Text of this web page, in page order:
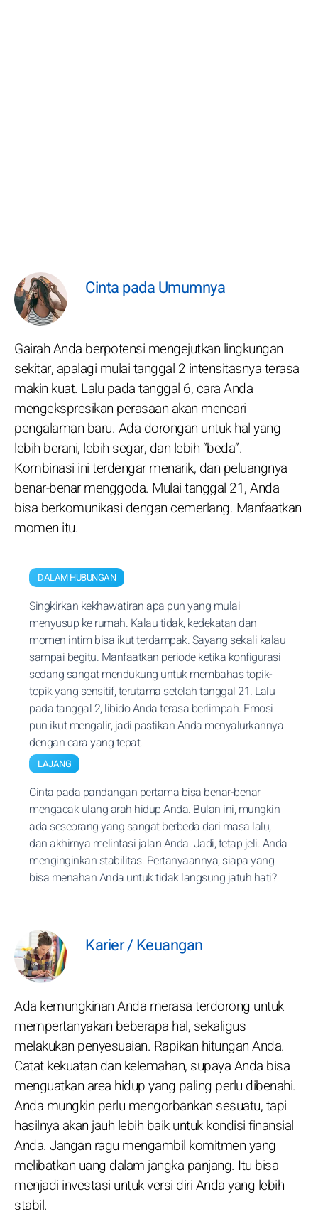
Cinta pada Umumnya
Gairah Anda berpotensi mengejutkan lingkungan
sekitar, apalagi mulai tanggal 2 intensitasnya terasa
makin kuat. Lalu pada tanggal 6, cara Anda
mengekspresikan perasaan akan mencari
pengalaman baru. Ada dorongan untuk hal yang
lebih berani, lebih segar, dan lebih “beda”.
Kombinasi ini terdengar menarik, dan peluangnya
benar-benar menggoda. Mulai tanggal 21, Anda
bisa berkomunikasi dengan cemerlang. Manfaatkan
momen itu.
DALAM HUBUNGAN
Singkirkan kekhawatiran apa pun yang mulai
menyusup ke rumah. Kalau tidak, kedekatan dan
momen intim bisa ikut terdampak. Sayang sekali kalau
sampai begitu. Manfaatkan periode ketika konfigurasi
sedang sangat mendukung untuk membahas topik-
topik yang sensitif, terutama setelah tanggal 21. Lalu
pada tanggal 2, libido Anda terasa berlimpah. Emosi
pun ikut mengalir, jadi pastikan Anda menyalurkannya
dengan cara yang tepat.
LAJANG
Cinta pada pandangan pertama bisa benar-benar
mengacak ulang arah hidup Anda. Bulan ini, mungkin
ada seseorang yang sangat berbeda dari masa lalu,
dan akhirnya melintasi jalan Anda. Jadi, tetap jeli. Anda
menginginkan stabilitas. Pertanyaannya, siapa yang
bisa menahan Anda untuk tidak langsung jatuh hati?
Karier / Keuangan
Ada kemungkinan Anda merasa terdorong untuk
mempertanyakan beberapa hal, sekaligus
melakukan penyesuaian. Rapikan hitungan Anda.
Catat kekuatan dan kelemahan, supaya Anda bisa
menguatkan area hidup yang paling perlu dibenahi.
Anda mungkin perlu mengorbankan sesuatu, tapi
hasilnya akan jauh lebih baik untuk kondisi finansial
Anda. Jangan ragu mengambil komitmen yang
melibatkan uang dalam jangka panjang. Itu bisa
menjadi investasi untuk versi diri Anda yang lebih
stabil.